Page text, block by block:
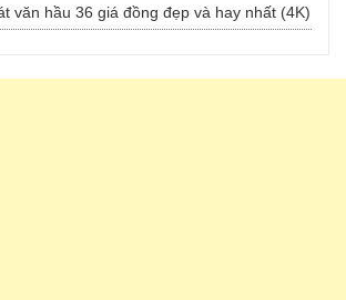
văn hầu 36 giá đồng đẹp và hay nhất (4K)